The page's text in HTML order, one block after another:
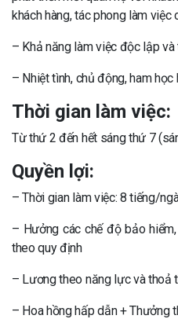
khách hàng, tác phong làm việc
– Khả năng làm việc độc lập và
– Nhiệt tình, chủ động, ham học
Thời gian làm việc:
Từ thứ 2 đến hết sáng thứ 7
Quyền lợi:
– Thời gian làm việc: 8 tiếng/
– Hưởng các chế độ bảo
theo quy định
– Lương theo năng lực và thoả
– Hoa hồng hấp dẫn + Thưởng